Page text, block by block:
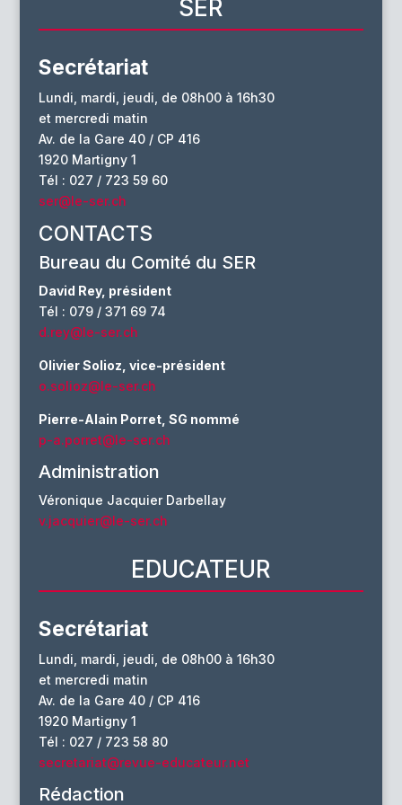
SER
Secrétariat
Lundi, mardi, jeudi, de 08h00 à 16h30
et mercredi matin
Av. de la Gare 40 / CP 416
1920 Martigny 1
Tél : 027 / 723 59 60
ser@le-ser.ch
CONTACTS
Bureau du Comité du SER
David Rey, président
Tél : 079 / 371 69 74
d.rey@le-ser.ch
Olivier Solioz, vice-président
o.solioz@le-ser.ch
Pierre-Alain Porret, SG nommé
p-a.porret@le-ser.ch
Administration
Véronique Jacquier Darbellay
v.jacquier@le-ser.ch
EDUCATEUR
Secrétariat
Lundi, mardi, jeudi, de 08h00 à 16h30
et mercredi matin
Av. de la Gare 40 / CP 416
1920 Martigny 1
Tél : 027 / 723 58 80
secretariat@revue-educateur.net
Rédaction